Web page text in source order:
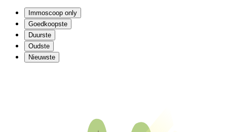
Immoscoop only
Goedkoopste
Duurste
Oudste
Nieuwste